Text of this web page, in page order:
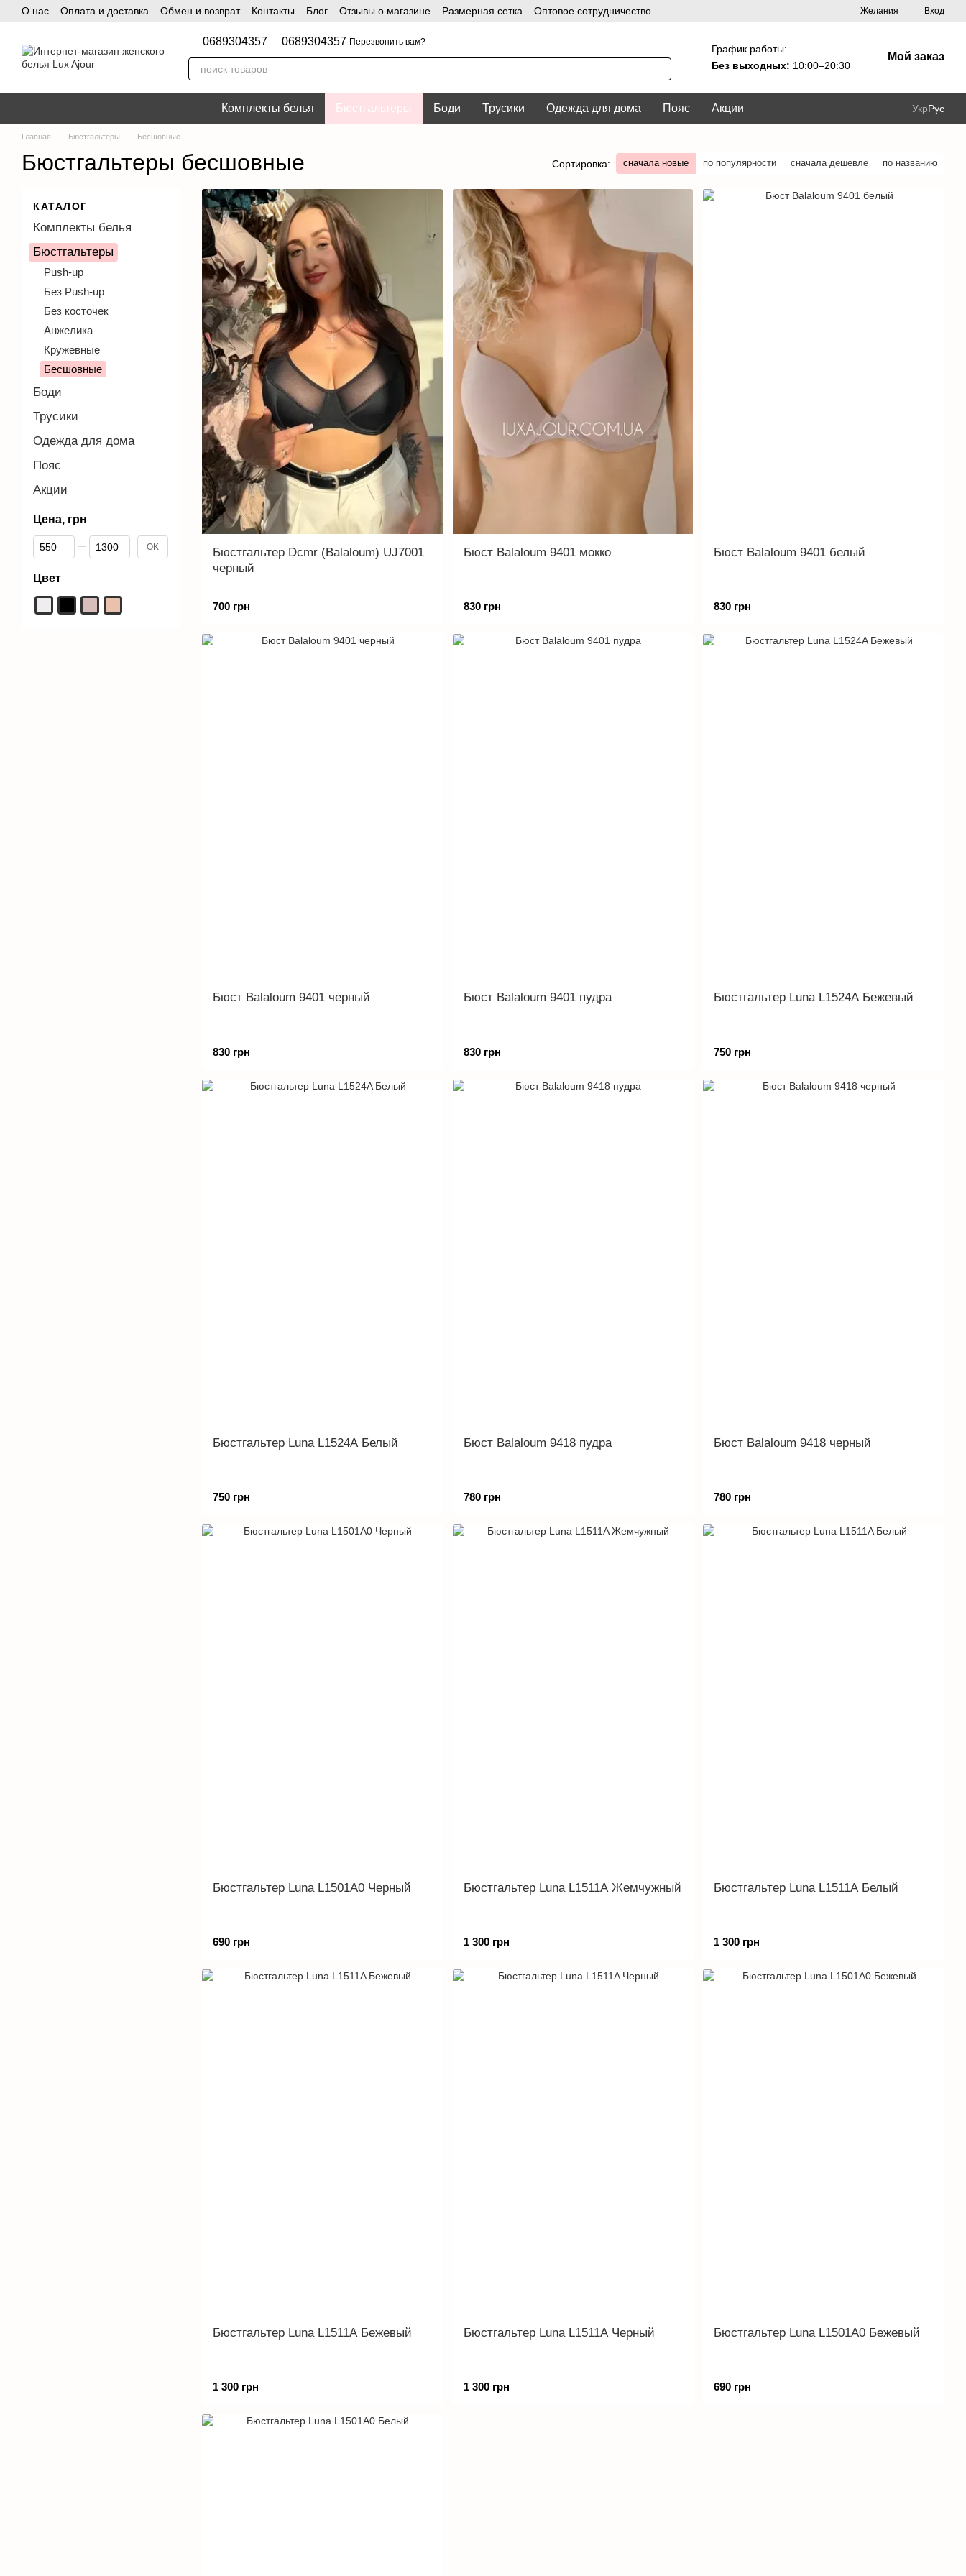
Перейти к основному контенту
О нас Оплата и доставка Обмен и возврат Контакты Блог Отзывы о магазине Размерная сетка Оптовое сотрудничество Желания Вход
0689304357 0689304357 Перезвонить вам?
График работы:
Без выходных: 10:00–20:30
Мой заказ
Комплекты белья Бюстгальтеры Боди Трусики Одежда для дома Пояс Акции УкрРус
Главная Бюстгальтеры Бесшовные
Бюстгальтеры бесшовные Сортировка: сначала новые по популярности сначала дешевле по названию
Бюстгальтер Dcmr (Balaloum) UJ7001
черный
700 грн
Бюст Balaloum 9401 мокко
830 грн
Бюст Balaloum 9401 белый
830 грн
Бюст Balaloum 9401 черный
830 грн
Бюст Balaloum 9401 пудра
830 грн
Бюстгальтер Luna L1524A Бежевый
750 грн
Бюстгальтер Luna L1524A Белый
750 грн
Бюст Balaloum 9418 пудра
780 грн
Бюст Balaloum 9418 черный
780 грн
Бюстгальтер Luna L1501A0 Черный
690 грн
Бюстгальтер Luna L1511A Жемчужный
1 300 грн
Бюстгальтер Luna L1511A Белый
1 300 грн
Бюстгальтер Luna L1511A Бежевый
1 300 грн
Бюстгальтер Luna L1511A Черный
1 300 грн
Бюстгальтер Luna L1501A0 Бежевый
690 грн
КАТАЛОГ
Комплекты белья
Бюстгальтеры
Push-up
Без Push-up
Без косточек
Анжелика
Кружевные
Бесшовные
Боди
Трусики
Одежда для дома
Пояс
Акции
Цена, грн
От Цена, грн
До Цена, грн OK
Цвет